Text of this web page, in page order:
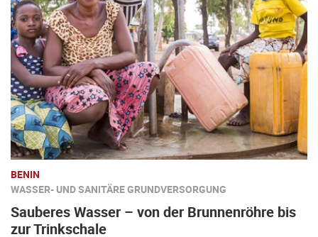
BENIN
WASSER- UND SANITÄRE GRUNDVERSORGUNG
Sauberes Wasser – von der Brunnenröhre bis
zur Trinkschale